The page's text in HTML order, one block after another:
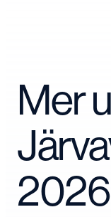
Mer
2026